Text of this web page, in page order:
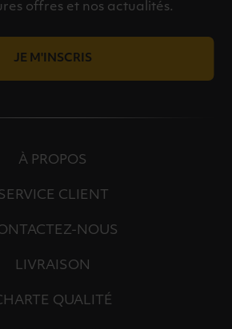
offres et nos actualités.
JE M'INSCRIS
À PROPOS
CLIENT
NOUS
LIVRAISON
QUALITÉ